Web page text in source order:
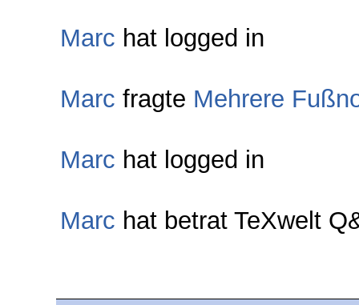
Marc hat logged in
Marc fragte Mehrere
Marc hat logged in
Marc hat betrat TeXwelt